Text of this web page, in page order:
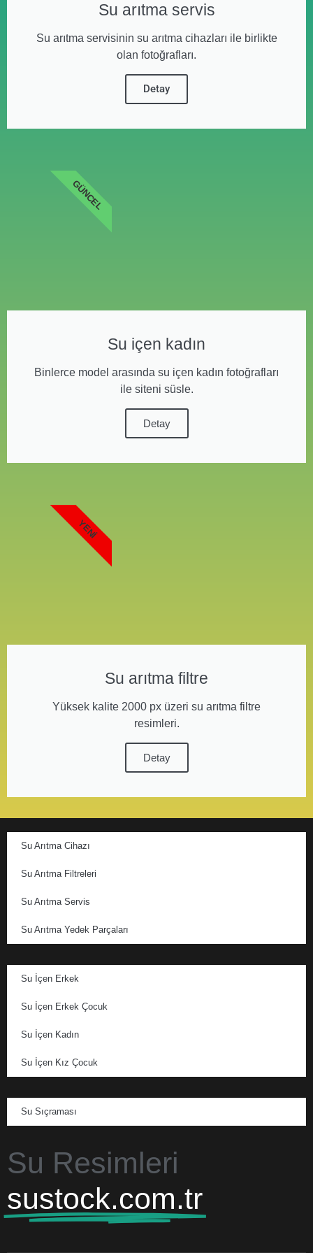
Su arıtma servis
Su arıtma servisinin su arıtma cihazları ile birlikte
olan fotoğrafları.
Detay
Su içen kadın
Binlerce model arasında su içen kadın fotoğrafları
ile siteni süsle.
Detay
GÜNCEL
Su arıtma filtre
Yüksek kalite 2000 px üzeri su arıtma filtre
resimleri.
Detay
YENI
Su Arıtma Cihazı
Su Arıtma Filtreleri
Su Arıtma Servis
Su Arıtma Yedek Parçaları
Su İçen Erkek
Su İçen Erkek Çocuk
Su İçen Kadın
Su İçen Kız Çocuk
Su Sıçraması
Su Resimleri
sustock.com.tr